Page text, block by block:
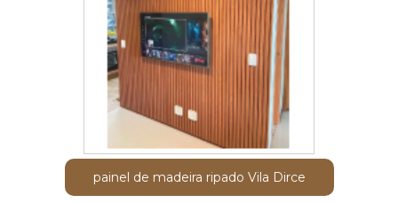
painel de madeira ripado Vila Dirce